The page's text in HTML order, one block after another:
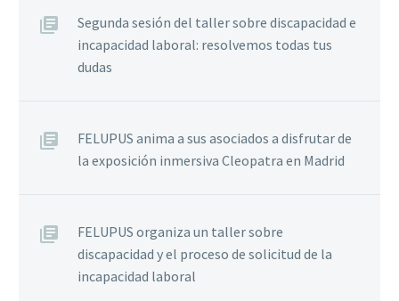
Segunda sesión del taller sobre discapacidad e
incapacidad laboral: resolvemos todas tus
dudas
FELUPUS anima a sus asociados a disfrutar de
la exposición inmersiva Cleopatra en Madrid
FELUPUS organiza un taller sobre
discapacidad y el proceso de solicitud de la
incapacidad laboral